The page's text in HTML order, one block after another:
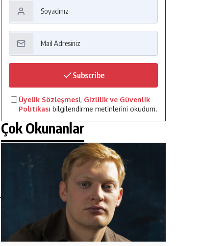
Subscribe
Üyelik Sözleşmesi, Gizlilik ve Güvenlik
Politikası bilgilendirme metinlerini okudum.
Çok Okunanlar